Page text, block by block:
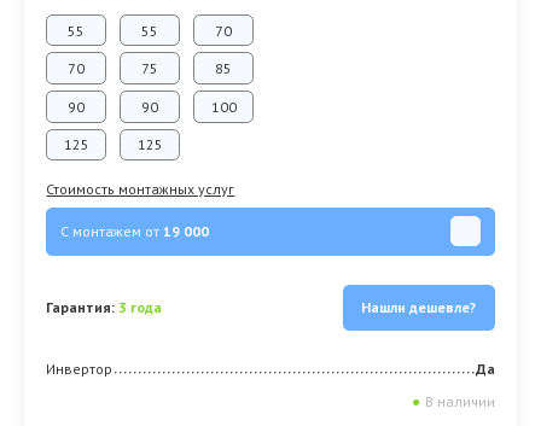
55 55 70
70 75 85
90 90 100
125 125
Стоимость монтажных услуг
С монтажем от19 000
Гарантия: 3 года Нашли дешевле?
Инвертор
Да
● В наличии